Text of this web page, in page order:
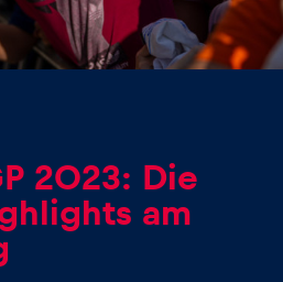
Alle anzeigen
2023: Die
am